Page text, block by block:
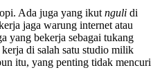
Ada juga yang ikut nguli di
jaga warung internet atau
yang bekerja sebagai tukang
di salah satu studio milik
itu, yang penting tidak mencuri